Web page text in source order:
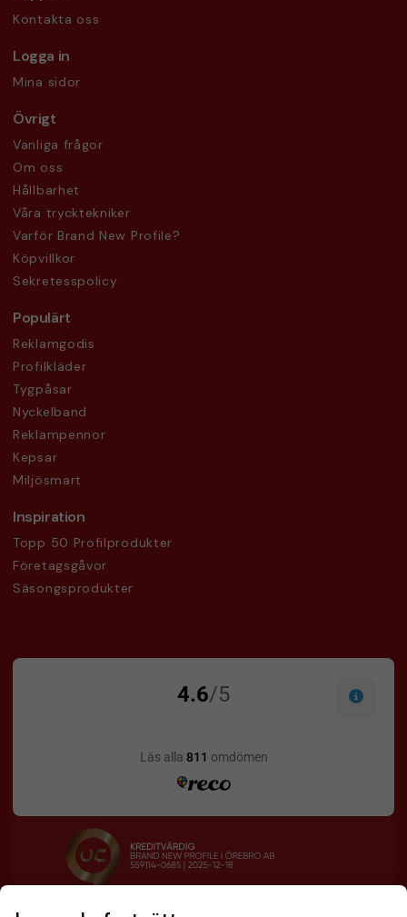
Kontakta oss
Logga in
Mina sidor
Övrigt
Vanliga frågor
Om oss
Hållbarhet
Våra trycktekniker
Varför Brand New Profile?
Köpvillkor
Sekretesspolicy
Populärt
Reklamgodis
Profilkläder
Tygpåsar
Nyckelband
Reklampennor
Kepsar
Miljösmart
Inspiration
Topp 50 Profilprodukter
Företagsgåvor
Säsongsprodukter